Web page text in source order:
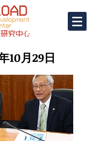
10月29日